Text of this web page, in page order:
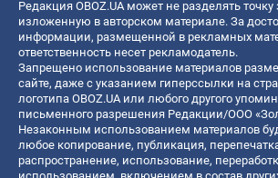
Редакция OBOZ.UA может не разделять точку
изложенную в авторском материале. За
информации, размещенной в рекламных
ответственность несет рекламодатель.
Запрещено использование материалов
сайте, даже с указанием гиперссылки на
логотипа OBOZ.UA или любого другого
письменного разрешения Редакции/ООО
Незаконным использованием материалов
любое копирование, публикация,
распространение, использование,